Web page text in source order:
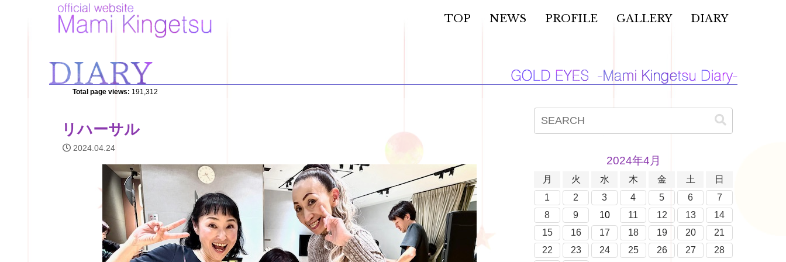
TOP NEWS PROFILE GALLERY DIARY
Total page views: 191,312
リハーサル
2024.04.24
2024年4月
月 火 水 木 金 土
日
1
2 3 4 5 6
7
8
9 10 11 12 13
14
15
16 17 18 19 20
21
22
23 24 25 26 27 28